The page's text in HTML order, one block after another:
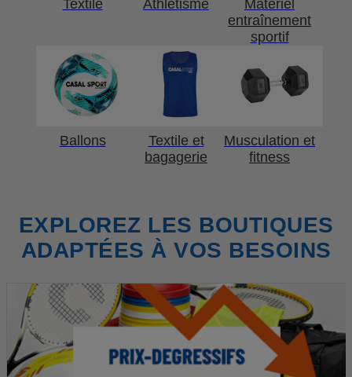
Textile Athlétisme
Matériel
entraînement
sportif
Ballons
Textile et
bagagerie
Musculation et
fitness
EXPLOREZ LES BOUTIQUES
ADAPTÉES À VOS BESOINS